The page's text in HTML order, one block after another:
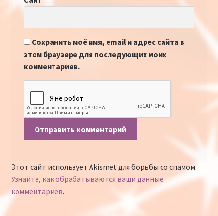
Сохранить моё имя, email и адрес сайта в
этом браузере для последующих моих
комментариев.
Этот сайт использует Akismet для борьбы со спамом.
Узнайте, как обрабатываются ваши данные
комментариев.